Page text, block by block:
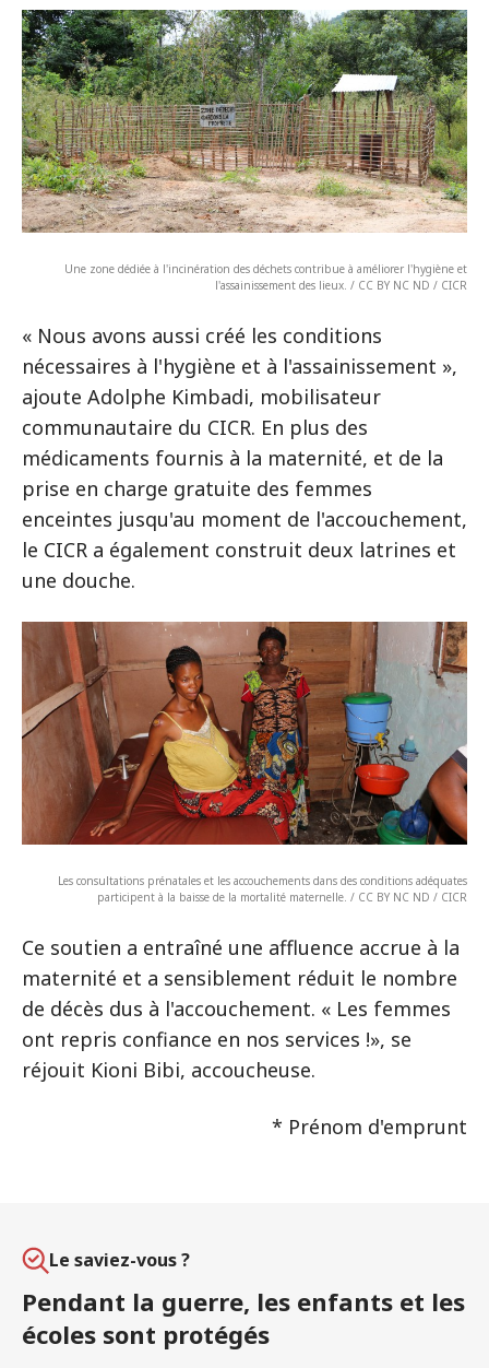
Une zone dédiée à l'incinération des déchets contribue à améliorer l'hygiène et
l'assainissement des lieux. / CC BY NC ND / CICR
« Nous avons aussi créé les conditions
nécessaires à l'hygiène et à l'assainissement »,
ajoute Adolphe Kimbadi, mobilisateur
communautaire du CICR. En plus des
médicaments fournis à la maternité, et de la
prise en charge gratuite des femmes
enceintes jusqu'au moment de l'accouchement,
le CICR a également construit deux latrines et
une douche.
Les consultations prénatales et les accouchements dans des conditions adéquates
participent à la baisse de la mortalité maternelle. / CC BY NC ND / CICR
Ce soutien a entraîné une affluence accrue à la
maternité et a sensiblement réduit le nombre
de décès dus à l'accouchement. « Les femmes
ont repris confiance en nos services !», se
réjouit Kioni Bibi, accoucheuse.
* Prénom d'emprunt
Le saviez-vous ?
Pendant la guerre, les enfants et les
écoles sont protégés